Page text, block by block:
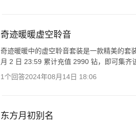
奇迹暖暖虚空聆音
奇迹暖暖中的虚空聆音套装是一款精美的套
月 2 日 23:59 累计充值 2990 钻，即可集齐
1个回答2024年08月14日 18:06
东方月初别名